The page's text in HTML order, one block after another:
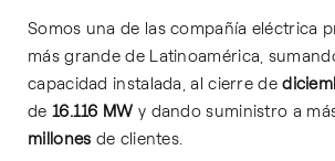
Somos una de las compañía eléctrica
más grande de Latinoamérica,
capacidad instalada, al cierre de
de 16.116 MW y dando suministro a
millones de clientes.